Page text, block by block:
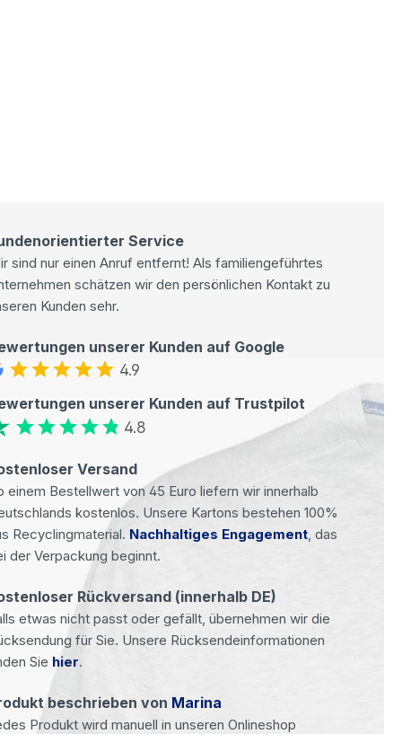
Service
sind nur einen Anruf entfernt! Als familiengeführtes
schätzen wir den persönlichen Kontakt zu
Kunden sehr.
unserer Kunden auf Google
4.9
unserer Kunden auf Trustpilot
4.8
Versand
einem Bestellwert von 45 Euro liefern wir innerhalb
kostenlos. Unsere Kartons bestehen 100%
Recyclingmaterial. Nachhaltiges Engagement, das
der Verpackung beginnt.
Rückversand (innerhalb DE)
etwas nicht passt oder gefällt, übernehmen wir die
für Sie. Unsere Rücksendeinformationen
Sie hier.
beschrieben von Marina
Produkt wird manuell in unseren Onlineshop